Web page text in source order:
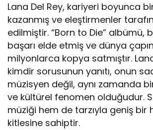
Lana Del Rey, kariyeri boyunca
kazanmış ve eleştirmenler
edilmiştir. “Born to Die” albümü,
başarı elde etmiş ve dünya
milyonlarca kopya satmıştır.
kimdir sorusunun yanıtı, onun
müzisyen değil, aynı zamanda
ve kültürel fenomen olduğudur.
müziği hem de tarzıyla geniş bir
kitlesine sahiptir.